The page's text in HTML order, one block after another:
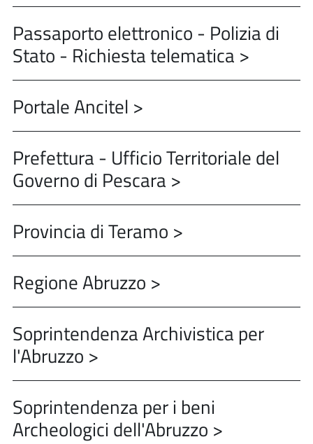
Passaporto elettronico - Polizia di
Stato - Richiesta telematica >
Portale Ancitel >
Prefettura - Ufficio Territoriale del
Governo di Pescara >
Provincia di Teramo >
Regione Abruzzo >
Soprintendenza Archivistica per
l'Abruzzo >
Soprintendenza per i beni
Archeologici dell'Abruzzo >